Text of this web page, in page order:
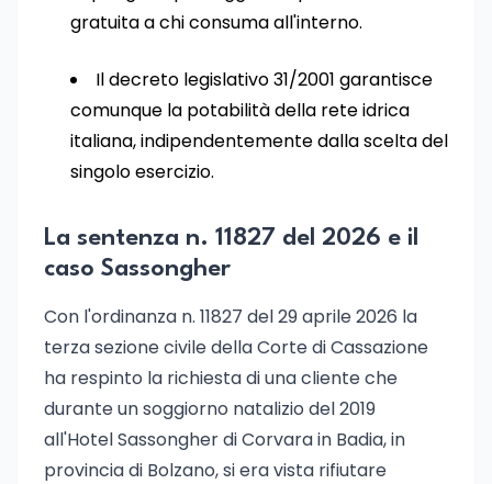
gratuita a chi consuma all'interno.
Il decreto legislativo 31/2001 garantisce
comunque la potabilità della rete idrica
italiana, indipendentemente dalla scelta del
singolo esercizio.
La sentenza n. 11827 del 2026 e il
caso Sassongher
Con l'ordinanza n. 11827 del 29 aprile 2026 la
terza sezione civile della Corte di Cassazione
ha respinto la richiesta di una cliente che
durante un soggiorno natalizio del 2019
all'Hotel Sassongher di Corvara in Badia, in
provincia di Bolzano, si era vista rifiutare